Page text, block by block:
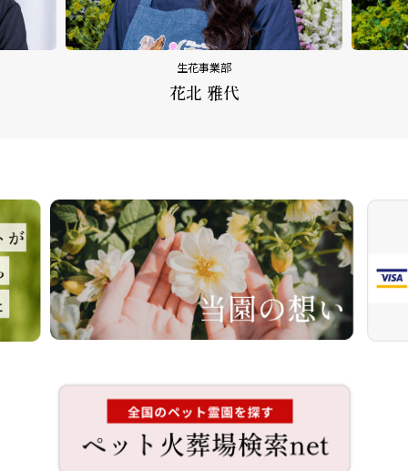
生花事業部
花北 雅代